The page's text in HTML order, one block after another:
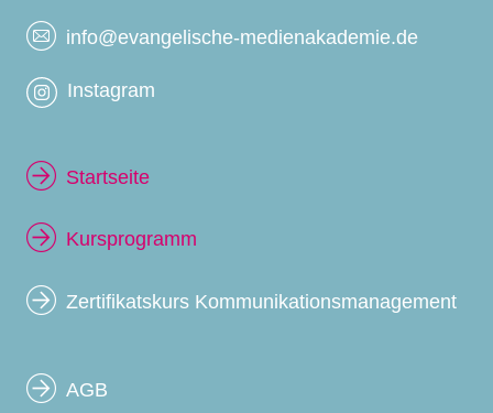
info@evangelische-medienakademie.de
Instagram
Startseite
Kursprogramm
Zertifikatskurs Kommunikationsmanagement
AGB